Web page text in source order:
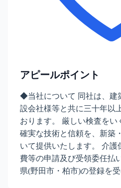
アピールポイント
◆当社について 同社は、建
設会社様等と共に三十年以
おります。 厳しい検査をい
確実な技術と信頼を、新築
いて提供いたします。 介護
費等の申請及び受領委任払
県(野田市・柏市)の登録を受